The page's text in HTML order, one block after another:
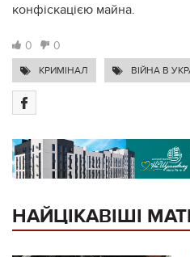
конфіскацією майна.
0 0
КРИМІНАЛ ВІЙНА В
НАЙЦІКАВІШІ